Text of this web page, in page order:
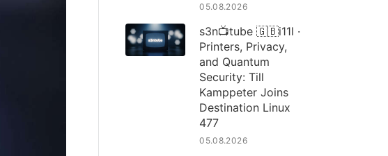
05.08.2026
s3n📺tube 🇬🇧i11l ·
Printers, Privacy,
and Quantum
Security: Till
Kamppeter Joins
Destination Linux
477
05.08.2026